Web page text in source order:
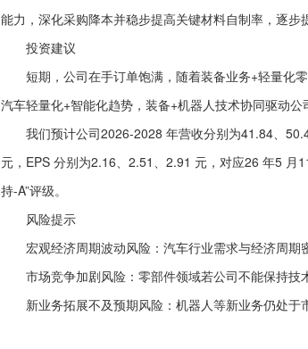
能力，深化采购降本并稳步提高关键材料自制率，逐步
投资建议
短期，公司在手订单饱满，随着装备业务+轻量化
汽车轻量化+智能化趋势，装备+机器人技术协同驱动公
我们预计公司2026-2028 年营收分别为41.84、
元，EPS 分别为2.16、2.51、2.91 元，对应26 年5 月
持-A”评级。
风险提示
宏观经济周期波动风险：汽车行业需求与经济周期
市场竞争加剧风险：零部件领域若公司不能保持技
新业务拓展不及预期风险：机器人等新业务仍处于